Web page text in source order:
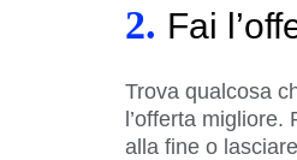
2. Fai
Trova qualcosa
l’offerta migliore.
alla fine o